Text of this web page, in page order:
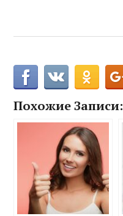
Похожие Записи: